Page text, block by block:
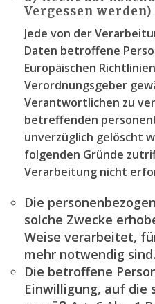
Vergessen werden)
Jede von der
Daten betroffene
Europäischen
Verordnungsgeber
Verantwortlichen zu
betreffenden
unverzüglich gelöscht
folgenden Gründe
Verarbeitung nicht
Die
solche Zwecke
Weise verarbeitet,
mehr notwendig sind.
Die betroffene
Einwilligung, auf die